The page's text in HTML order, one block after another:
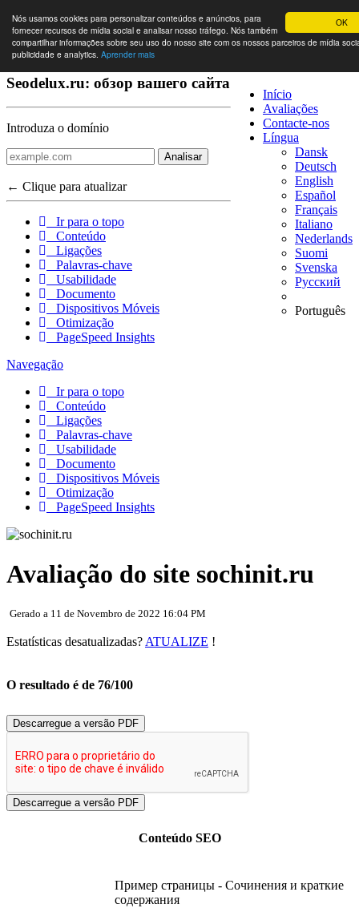
OK
Nós usamos cookies para personalizar conteúdos e anúncios, para
fornecer recursos de mídia social e analisar nosso tráfego. Nós também
compartilhar informações sobre seu uso do nosso site com os nossos parceiros de mídia
publicidade e analytics. Aprender mais
Início
Avaliações
Contacte-nos
Língua
Dansk
Deutsch
English
Español
Français
Italiano
Nederlands
Suomi
Svenska
Русский
Português
Seodelux.ru: обзор вашего сайта
Introduza o domínio
Analisar
← Clique para atualizar
Ir para o topo
Conteúdo
Ligações
Palavras-chave
Usabilidade
Documento
Dispositivos Móveis
Otimização
PageSpeed Insights
Navegação
Ir para o topo
Conteúdo
Ligações
Palavras-chave
Usabilidade
Documento
Dispositivos Móveis
Otimização
PageSpeed Insights
Avaliação do site sochinit.ru
Gerado a 11 de Novembro de 2022 16:04 PM
Estatísticas desatualizadas? ATUALIZE !
O resultado é de 76/100
Descarregue a versão PDF
Conteúdo SEO
Пример страницы - Сочинения и краткие
содержания